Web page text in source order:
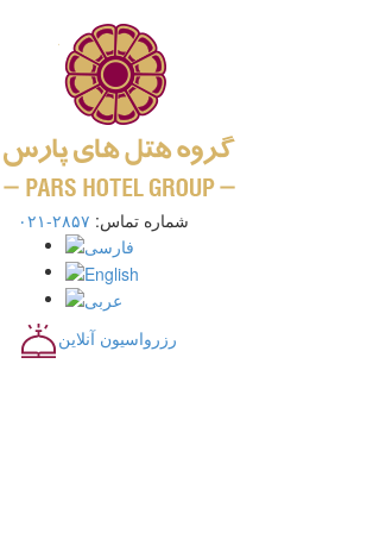
شماره تماس: ۲۸۵۷-۰۲۱
رزرواسیون آنلاین